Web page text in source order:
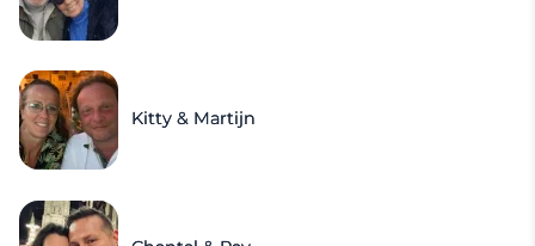
Kitty & Martijn